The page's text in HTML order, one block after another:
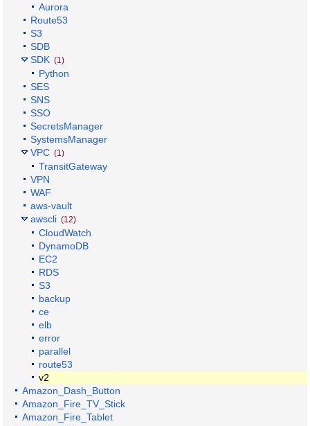
Aurora
Route53
S3
SDB
SDK (1)
Python
SES
SNS
SSO
SecretsManager
SystemsManager
VPC (1)
TransitGateway
VPN
WAF
aws-vault
awscli (12)
CloudWatch
DynamoDB
EC2
RDS
S3
backup
ce
elb
error
parallel
route53
v2
Amazon_Dash_Button
Amazon_Fire_TV_Stick
Amazon_Fire_Tablet